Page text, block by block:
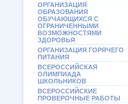
ОРГАНИЗАЦИЯ
ОБРАЗОВАНИЯ
ОБУЧАЮЩИХСЯ С
ОГРАНИЧЕННЫМИ
ВОЗМОЖНОСТЯМИ
ЗДОРОВЬЯ
ОРГАНИЗАЦИЯ ГОРЯЧЕГО
ПИТАНИЯ
ВСЕРОССИЙСКАЯ
ОЛИМПИАДА
ШКОЛЬНИКОВ
ВСЕРОССИЙСКИЕ
ПРОВЕРОЧНЫЕ РАБОТЫ